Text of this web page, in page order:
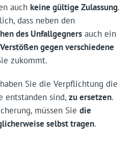
auch keine gültige Zulassung.
dass neben den
des Unfallgegnersauch ein
gegen verschiedene
zukommt.
Sie die Verpflichtung die
entstanden sind, zu ersetzen.
müssen Sie die
selbst tragen.